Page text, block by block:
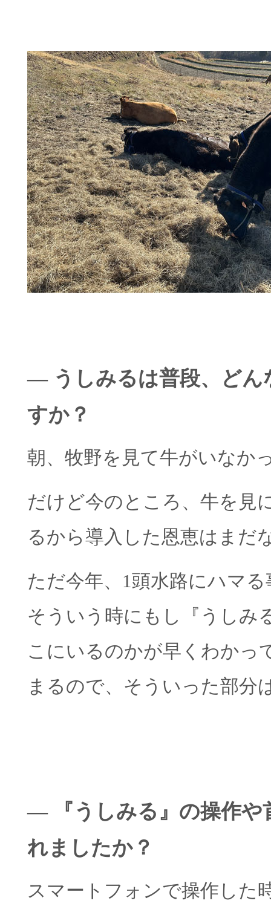
― うしみるは普段、どん
すか？
朝、牧野を見て牛がいなか
だけど今のところ、牛を見
るから導入した恩恵はまだ
ただ今年、1頭水路にハマ
そういう時にもし『うしみ
こにいるのかが早くわかっ
まるので、そういった部分
― 『うしみる』の操作や
れましたか？
スマートフォンで操作した